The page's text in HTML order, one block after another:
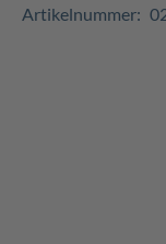
Artikelnummer: